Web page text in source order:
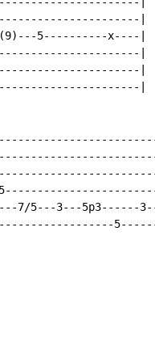
|
5----------x----|
|
|
|
5---3---5p3------